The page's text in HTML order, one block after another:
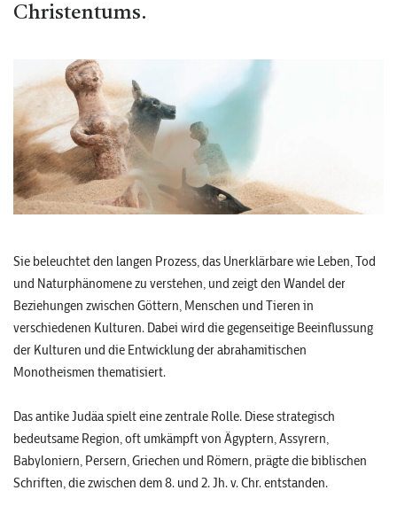
Christentums.
Sie beleuchtet den langen Prozess, das Unerklärbare wie Leben, Tod
und Naturphänomene zu verstehen, und zeigt den Wandel der
Beziehungen zwischen Göttern, Menschen und Tieren in
verschiedenen Kulturen. Dabei wird die gegenseitige Beeinflussung
der Kulturen und die Entwicklung der abrahamitischen
Monotheismen thematisiert.
Das antike Judäa spielt eine zentrale Rolle. Diese strategisch
bedeutsame Region, oft umkämpft von Ägyptern, Assyrern,
Babyloniern, Persern, Griechen und Römern, prägte die biblischen
Schriften, die zwischen dem 8. und 2. Jh. v. Chr. entstanden.